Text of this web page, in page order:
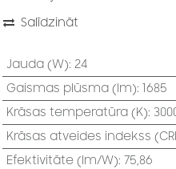
Salīdzināt
Jauda (W): 24
Gaismas plūsma (lm): 1685
Krāsas temperatūra (K):
Krāsas atveides indekss
Efektivitāte (lm/W): 75,86